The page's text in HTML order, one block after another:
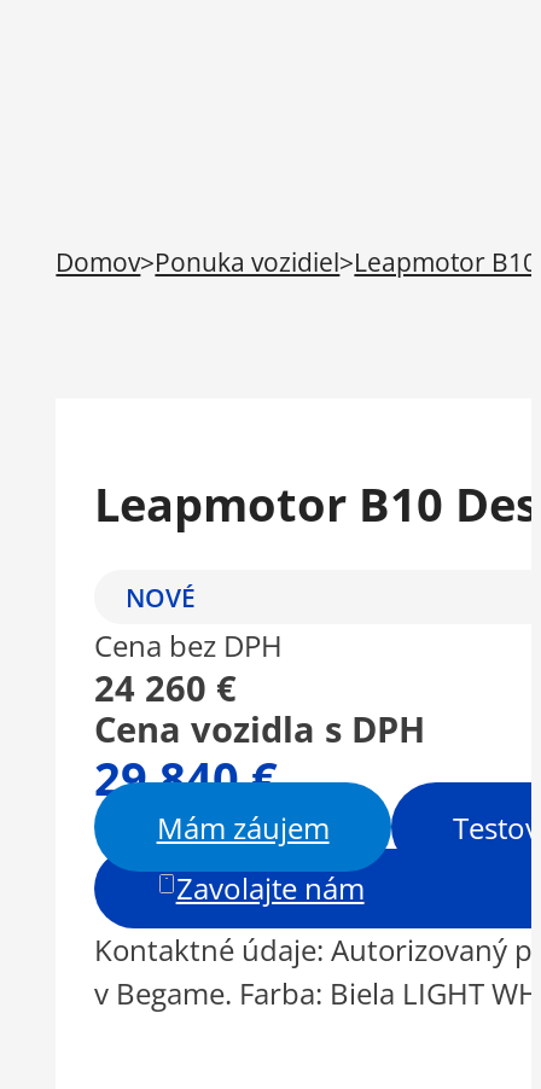
Domov>Ponuka vozidiel>Leapmotor
Leapmotor B10
NOVÉ
Cena bez DPH
24 260 €
Cena vozidla s DPH
29 840 €
Mám záujem
Zavolajte nám
Kontaktné údaje: Autorizovaný
v Begame. Farba: Biela LIGHT